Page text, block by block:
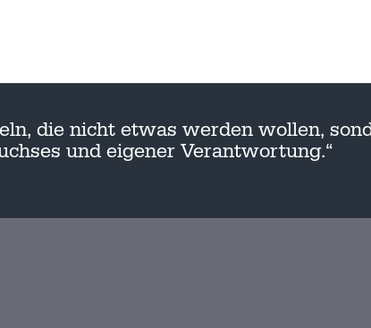
die nicht etwas werden wollen,
und eigener Verantwortung.“